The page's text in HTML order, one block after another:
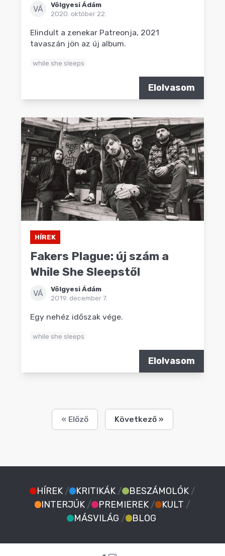
VÁ
Völgyesi Ádám
2020. október 22.
Elindult a zenekar Patreonja, 2021
tavaszán jön az új album.
while she sleeps
Elolvasom
HÍREK
Fakers Plague: új szám a
While She Sleepstől
VÁ
Völgyesi Ádám
2019. december 7.
Egy nehéz időszak vége.
while she sleeps
Elolvasom
« Előző Következő »
HÍREK / KRITIKÁK / BESZÁMOLÓK /
INTERJÚK / PREMIEREK / KULT /
MÁSVILÁG / BLOG